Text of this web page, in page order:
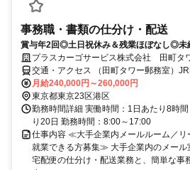
事務職・書類の仕分け・配送
賞与年2回◎土日祝休み＆残業ほぼなし◎未
プラスカーゴサービス株式会社 田町タ
交通・アクセス （田町タワー郵務室）
月給240,000円～260,000円
東京都東京23区港区
勤務時間詳細 実働時間：1日あたり8時
り20日 勤務時間：8:00～17:00
仕事内容 ≪大手企業内メールルーム／
就業できる方募集≫ 大手企業内のメール
宅配便の仕分け・配送業務と、簡単な事